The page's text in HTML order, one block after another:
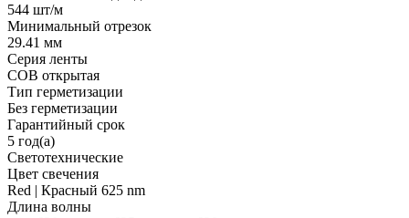
544 шт/м
Минимальный отрезок
29.41 мм
Серия ленты
COB открытая
Тип герметизации
Без герметизации
Гарантийный срок
5 год(а)
Светотехнические
Цвет свечения
Red | Красный 625 nm
Длина волны